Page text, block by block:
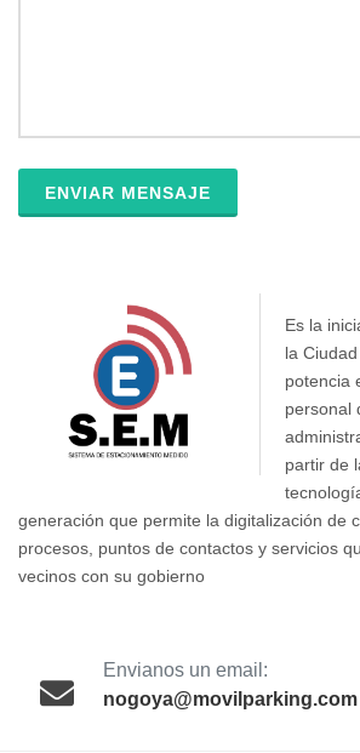
Es la
la
potencia
personal
partir de
generación que permite la digitalización de
procesos, puntos de contactos y servicios
vecinos con su gobierno
Envianos un email:
nogoya@movilparking.com